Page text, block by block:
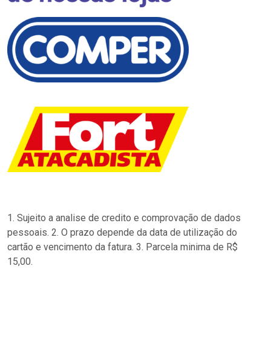
1. Sujeito a analise de credito e comprovação de dados
pessoais. 2. O prazo depende da data de utilização do
cartão e vencimento da fatura. 3. Parcela minima de R$
15,00.